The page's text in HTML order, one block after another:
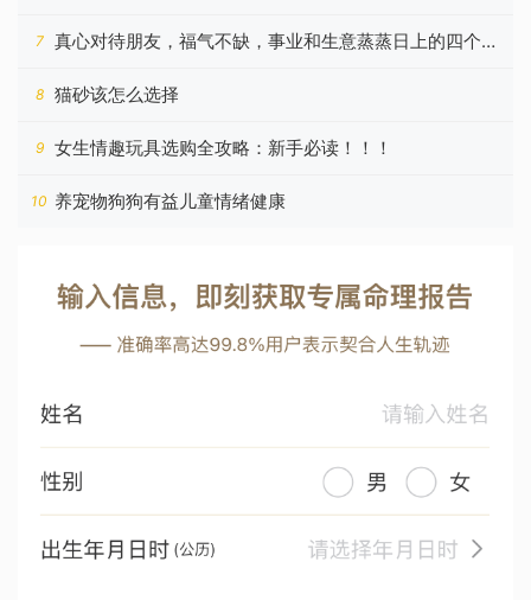
7
真心对待朋友，福气不缺，事业和生意蒸蒸日上的四个星
座
8 猫砂该怎么选择
9 女生情趣玩具选购全攻略：新手必读！！！
10 养宠物狗狗有益儿童情绪健康